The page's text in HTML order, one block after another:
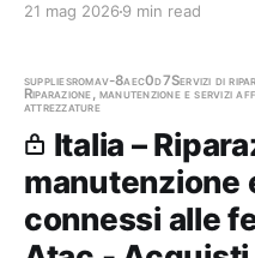
21 mag 2026 9 min read
suppliesromav-8aec0d7Servizi di
Riparazione, manutenzione e servizi
attrezzature
Italia –
manutenzione
connessi alle